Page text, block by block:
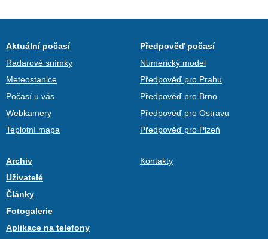
Aktuální počasí
Radarové snímky
Meteostanice
Počasí u vás
Webkamery
Teplotní mapa
Předpověď počasí
Numerický model
Předpověď pro Prahu
Předpověď pro Brno
Předpověď pro Ostravu
Předpověď pro Plzeň
Archiv
Uživatelé
Články
Fotogalerie
Aplikace na telefony
Kontakty